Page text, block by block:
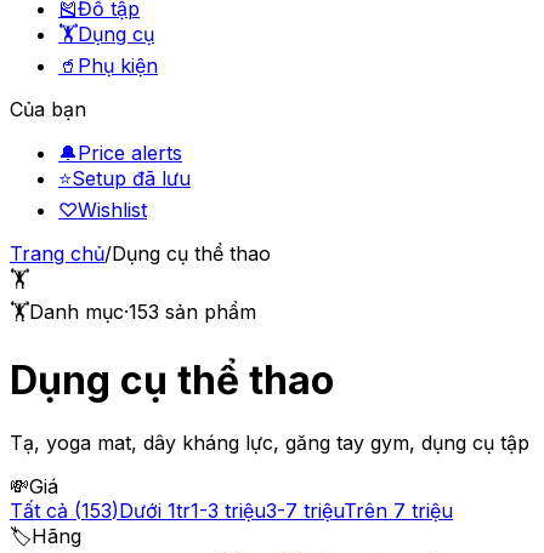
🎽Đồ tập
🏋️Dụng cụ
🥤 Phụ kiện
Của bạn
🔔Price alerts
⭐Setup đã lưu
♡Wishlist
Trang chủ/Dụng cụ thể thao
🏋️
🏋️Danh mục·153 sản phẩm
Dụng cụ thể thao
Tạ, yoga mat, dây kháng lực, găng tay gym, dụng cụ tập
💸Giá
Tất cả (153)Dưới 1tr1-3 triệu3-7 triệuTrên 7 triệu
🏷️Hãng